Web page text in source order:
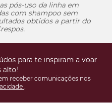
pós-uso da linha em
com shampoo sem
obtidos a partir do
para te inspiram a voar
alto!
receber comunicações nos
.